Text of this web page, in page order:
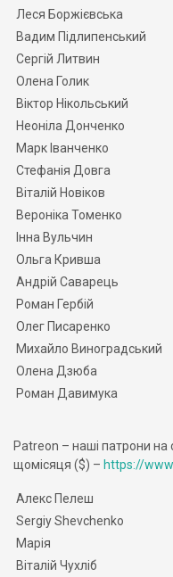
Леся Боржієвська
Вадим Підлипенський
Сергій Литвин
Олена Голик
Віктор Нікольський
Неоніла Донченко
Марк Іванченко
Стефанія Довга
Віталій Новіков
Вероніка Томенко
Інна Вульчин
Ольга Кривша
Андрій Саварець
Роман Гербій
Олег Писаренко
Михайло Виноградський
Олена Дзюба
Роман Давимука
Patreon – наші патрони на
щомісяця ($) – https://
Алекс Пелеш
Sergiy Shevchenko
Марія
Віталій Чухліб